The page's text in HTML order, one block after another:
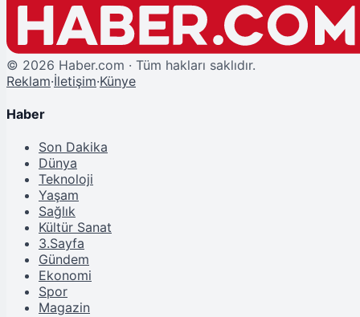
© 2026 Haber.com · Tüm hakları saklıdır.
Reklam·İletişim·Künye
Haber
Son Dakika
Dünya
Teknoloji
Yaşam
Sağlık
Kültür Sanat
3.Sayfa
Gündem
Ekonomi
Spor
Magazin